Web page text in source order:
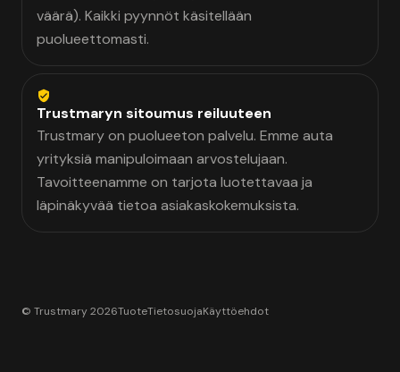
väärä). Kaikki pyynnöt käsitellään
puolueettomasti.
Trustmaryn sitoumus reiluuteen
Trustmary on puolueeton palvelu. Emme auta
yrityksiä manipuloimaan arvostelujaan.
Tavoitteenamme on tarjota luotettavaa ja
läpinäkyvää tietoa asiakaskokemuksista.
© Trustmary 2026TuoteTietosuojaKäyttöehdot